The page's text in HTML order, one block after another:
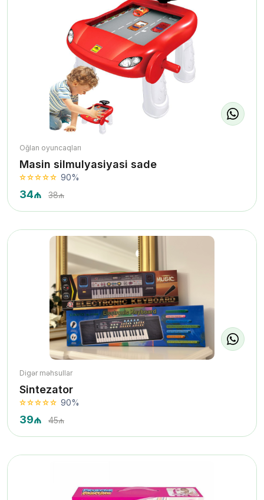
Oğlan oyuncaqları
Masin silmulyasiyasi sade
90%
34₼ 38₼
Digər məhsullar
Sintezator
90%
39₼ 45₼